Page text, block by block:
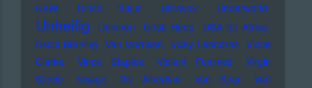
UKW Ulrich Tukur Ultravox Underworld
Unheilig Unionen Uriah Heep
USA for Africa
Uschi Brüning Van Morrison Vicky Leandros Vince
Clarke
Vince Staples Violent Femmes
Virgin
Steele
Visage Viv Albertine Von Spar
Von